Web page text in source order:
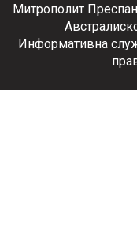
Митрополит
Информативна